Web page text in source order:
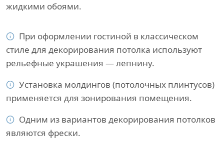
жидкими обоями.
При оформлении гостиной в классическом
стиле для декорирования потолка используют
рельефные украшения — лепнину.
Установка молдингов (потолочных плинтусов)
применяется для зонирования помещения.
Одним из вариантов декорирования потолков
являются фрески.